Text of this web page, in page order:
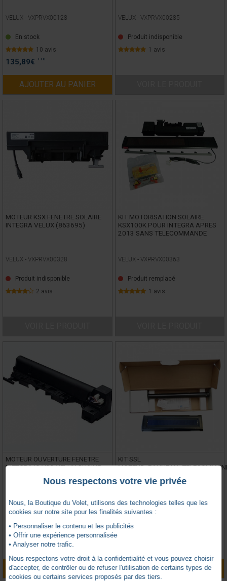
VELUX - VXPRVX00128
En stock
10 avis
135,89€ TTC
AJOUTER AU PANIER
VELUX - VXPRVX00285
Produit indisponible
1 avis
MOTEUR KSX FENETRE SOLAIRE
INTEGRA VELUX (863695)
VELUX - VXPRVX00328
Produit indisponible
2 avis
KIT MOTORISATION SOLAIRE
KSX100K POUR INTEGRA APRES
2013 SANS TELECOMMANDE
VELUX - VXPRVX00363
Produit remplacé
1 avis
MOTEUR OUVERTURE FENETRE
INTEGRA IO V22 VELUX CHAINE
VELUX - VXPRVX00365
1 avis
175,48€ TTC
AJOUTER AU PANIER
KIT SSL
VELUX -VXPRVX00367
AJOUTER AU PANIER
Nous respectons votre vie privée
Nous, la Boutique du Volet, utilisons des technologies telles que les
cookies sur notre site pour les finalités suivantes :
• Personnaliser le contenu et les publicités
• Offrir une expérience personnalisée
• Analyser notre trafic.
Nous respectons votre droit à la confidentialité et vous pouvez choisir
d'accepter, de contrôler ou de refuser l'utilisation de certains types de
cookies ou certains services proposés par des tiers.